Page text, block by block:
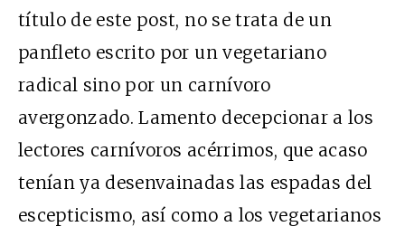
título de este post, no se trata de un
panfleto escrito por un vegetariano
radical sino por un carnívoro
avergonzado. Lamento decepcionar a los
lectores carnívoros acérrimos, que acaso
tenían ya desenvainadas las espadas del
escepticismo, así como a los vegetarianos